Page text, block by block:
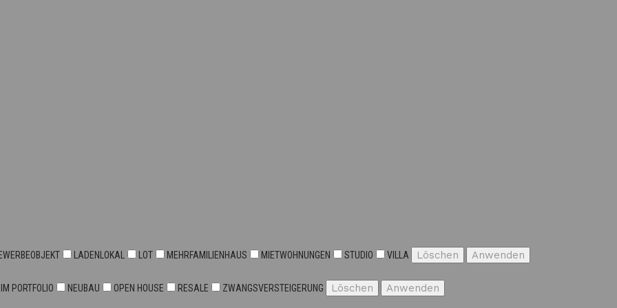
LADENLOKAL LOT MEHRFAMILIENHAUS MIETWOHNUNGEN STUDIO VILLA Löschen
Anwenden
PORTFOLIO NEUBAU OPEN HOUSE RESALE ZWANGSVERSTEIGERUNG Löschen
Anwenden